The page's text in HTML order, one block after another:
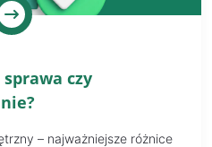
czy
– najważniejsze różnice